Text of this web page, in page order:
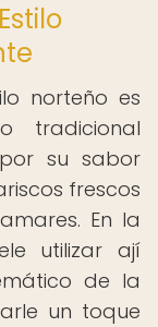
norteño es
tradicional
su sabor
frescos
En la
utilizar ají
de la
un toque